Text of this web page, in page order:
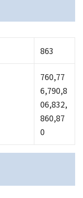
863
760,77
6,790,8
06,832,
860,87
0